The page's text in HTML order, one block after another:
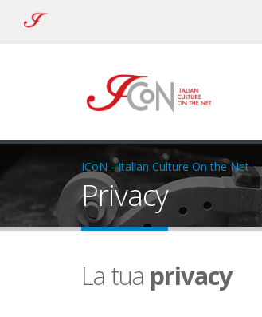
ICoN
ICoN - Italian Culture On the Net
Privacy
La tua privacy